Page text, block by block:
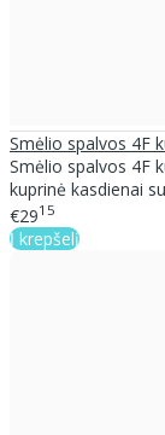
Smėlio spalvos 4F
Smėlio spalvos 4F
kuprinė kasdienai
€2915
Į krepšelį